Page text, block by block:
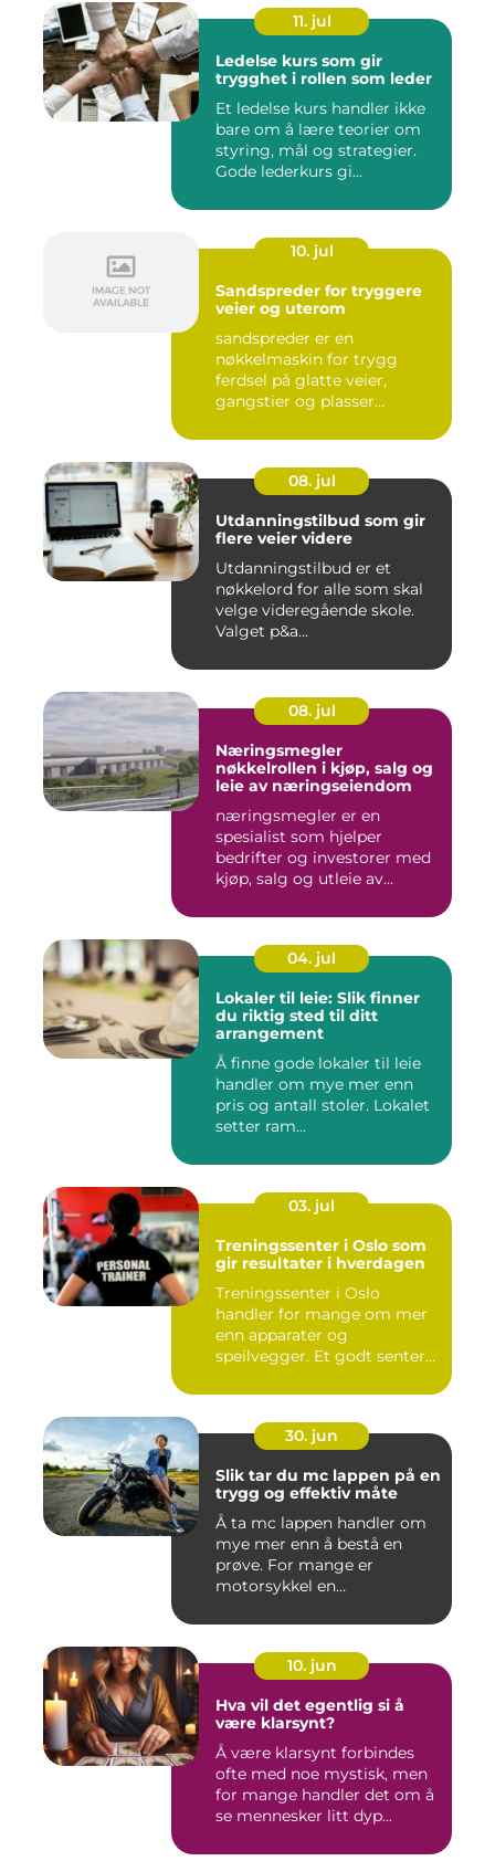
11. jul
Ledelse kurs som gir
trygghet i rollen som leder
Et ledelse kurs handler ikke
bare om å lære teorier om
styring, mål og strategier.
Gode lederkurs gi...
10. jul
Sandspreder for tryggere
veier og uterom
sandspreder er en
nøkkelmaskin for trygg
ferdsel på glatte veier,
gangstier og plasser
08. jul
Utdanningstilbud som gir
flere veier videre
Utdanningstilbud er et
nøkkelord for alle som skal
velge videregående skole.
Valget p&a...
08. jul
Næringsmegler
nøkkelrollen i kjøp, salg og
leie av næringseiendom
næringsmegler er en
spesialist som hjelper
bedrifter og investorer med
kjøp, salg og utleie av
04. jul
Lokaler til leie: Slik finner
du riktig sted til ditt
arrangement
Å finne gode lokaler til leie
handler om mye mer enn
pris og antall stoler. Lokalet
setter ram...
03. jul
Treningssenter i Oslo som
gir resultater i hverdagen
Treningssenter i Oslo
handler for mange om mer
enn apparater og
speilvegger. Et godt senter
30. jun
Slik tar du mc lappen på en
trygg og effektiv måte
Å ta mc lappen handler om
mye mer enn å bestå en
prøve. For mange er
motorsykkel en
10. jun
Hva vil det egentlig si å
være klarsynt?
Å være klarsynt forbindes
ofte med noe mystisk, men
for mange handler det om å
se mennesker litt dyp...